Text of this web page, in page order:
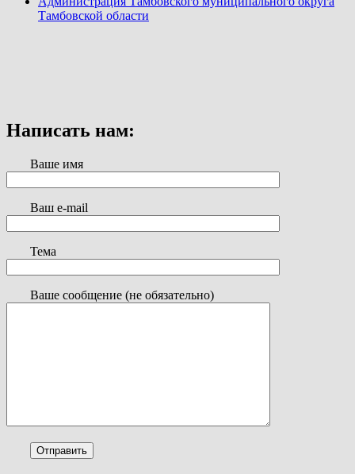
Тамбовской области
Написать нам:
Ваше имя
Ваш e-mail
Тема
Ваше сообщение (не обязательно)